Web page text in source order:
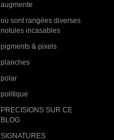
augmente
où sont rangées diverses
notules incasables
pigments & pixels
planches
polar
politique
PRECISIONS SUR CE
BLOG
SIGNATURES